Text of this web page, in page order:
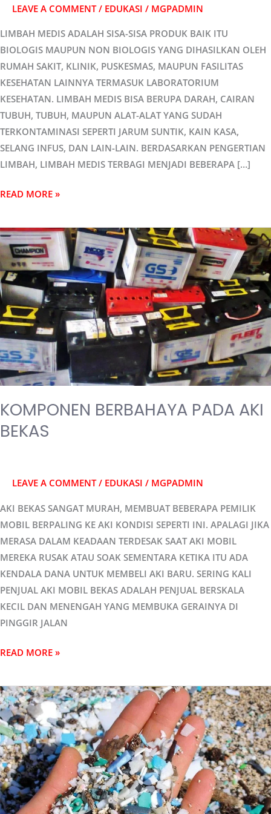
LEAVE A COMMENT / EDUKASI / MGPADMIN
LIMBAH MEDIS ADALAH SISA-SISA PRODUK BAIK ITU
BIOLOGIS MAUPUN NON BIOLOGIS YANG DIHASILKAN OLEH
RUMAH SAKIT, KLINIK, PUSKESMAS, MAUPUN FASILITAS
KESEHATAN LAINNYA TERMASUK LABORATORIUM
KESEHATAN. LIMBAH MEDIS BISA BERUPA DARAH, CAIRAN
TUBUH, TUBUH, MAUPUN ALAT-ALAT YANG SUDAH
TERKONTAMINASI SEPERTI JARUM SUNTIK, KAIN KASA,
SELANG INFUS, DAN LAIN-LAIN. BERDASARKAN PENGERTIAN
LIMBAH, LIMBAH MEDIS TERBAGI MENJADI BEBERAPA […]
READ MORE »
KOMPONEN BERBAHAYA PADA AKI
BEKAS
LEAVE A COMMENT / EDUKASI / MGPADMIN
AKI BEKAS SANGAT MURAH, MEMBUAT BEBERAPA PEMILIK
MOBIL BERPALING KE AKI KONDISI SEPERTI INI. APALAGI JIKA
MERASA DALAM KEADAAN TERDESAK SAAT AKI MOBIL
MEREKA RUSAK ATAU SOAK SEMENTARA KETIKA ITU ADA
KENDALA DANA UNTUK MEMBELI AKI BARU. SERING KALI
PENJUAL AKI MOBIL BEKAS ADALAH PENJUAL BERSKALA
KECIL DAN MENENGAH YANG MEMBUKA GERAINYA DI
PINGGIR JALAN
KOMPONEN
BERBAHAYA
PADA
AKI
BEKAS
READ MORE »
BAHAYA
MIKROPLASTIK
UNTUK
KESEHATAN